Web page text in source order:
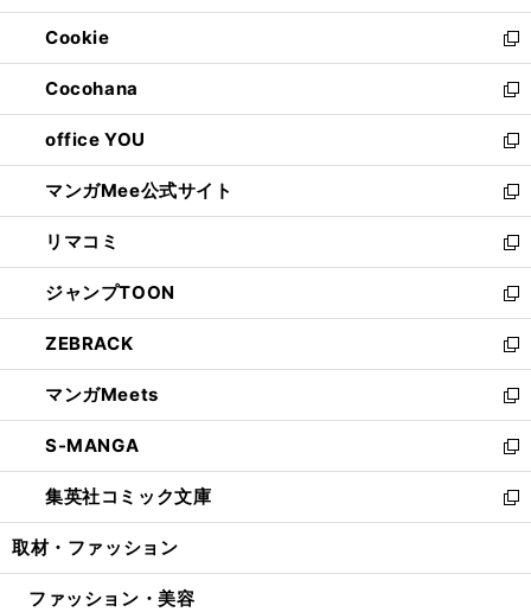
開
く
ウ
で
開
く
ン
ド
ウ
で
開
く
ウ
ィ
ン
ド
ウ
で
開
く
Cookie
新
し
い
ウ
ィ
ン
ド
ウ
で
開
く
Cocohana
新
し
い
ウ
ィ
ン
ド
ウ
で
開
く
office YOU
新
し
い
ウ
ィ
ン
ド
ウ
で
開
く
マンガMee公式サイト
新
し
い
ウ
ィ
ン
ド
ウ
で
開
く
リマコミ
新
し
い
ウ
ィ
ン
ド
ウ
で
開
く
ジャンプTOON
新
し
い
ウ
ィ
ン
ド
ウ
で
開
ZEBRACK
新
し
い
ウ
ィ
ン
ド
ウ
開
マンガMeets
新
し
い
ウ
ィ
ン
ウ
S-MANGA
新
し
い
ウ
ン
集英社コミック文庫
新
し
ウ
取材・ファッション
ファッション・美容